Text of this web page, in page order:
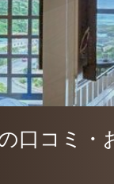
口コミ・